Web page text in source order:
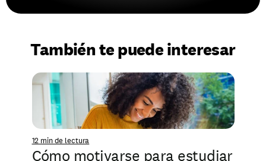
También te puede interesar
12 min de lectura
Cómo motivarse para estudiar